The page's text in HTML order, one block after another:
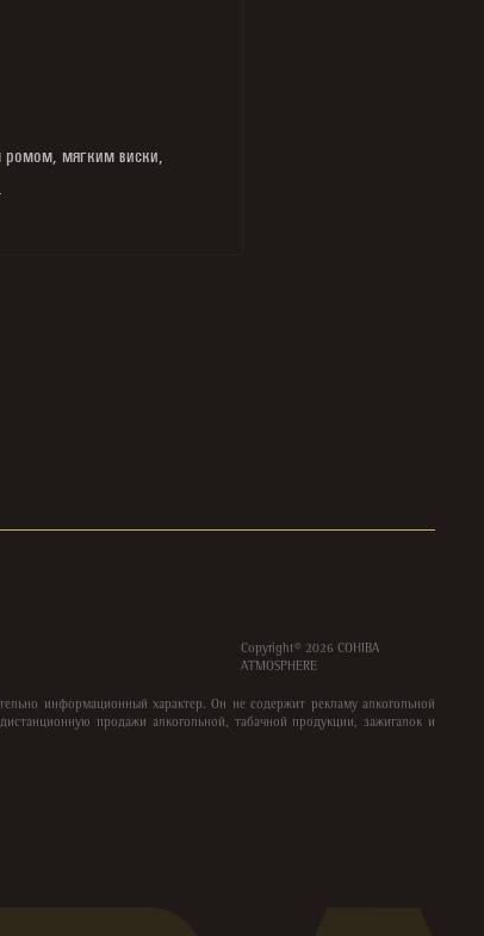
ромом, мягким виски,
Copyright© 2026 COHIBA
ATMOSPHERE
информационный характер. Он не содержит рекламу алкогольной
продажи алкогольной, табачной продукции, зажигалок и